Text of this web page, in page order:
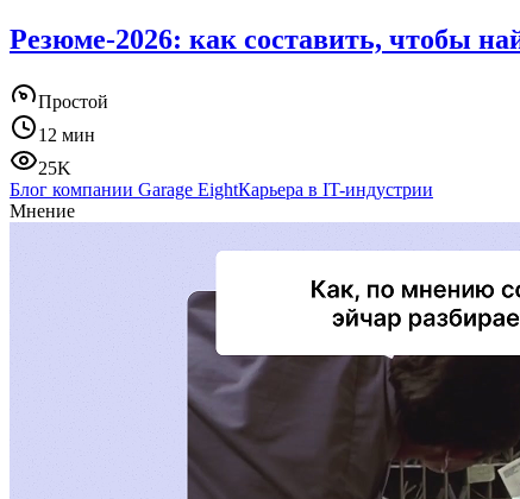
Резюме-2026: как составить, чтобы
Простой
12 мин
25K
Блог компании Garage EightКарьера в IT-индустрии
Мнение